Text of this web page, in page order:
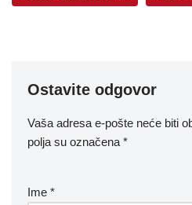
Ostavite odgovor
Vaša adresa e-pošte neće biti
polja su označena *
Ime *